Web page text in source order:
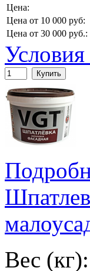
Цена:
Цена от 10 000 руб:
Цена от 30 000 руб.:
Купить
Вес